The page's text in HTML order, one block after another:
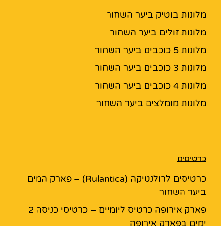
מלונות בוטיק ביער השחור
מלונות זולים ביער השחור
מלונות 5 כוכבים ביער השחור
מלונות 3 כוכבים ביער השחור
מלונות 4 כוכבים ביער השחור
מלונות מומלצים ביער השחור
כרטיסים
כרטיסים לרולנטיקה (Rulantica) – פארק המים
ביער השחור
פארק אירופה כרטיס ליומיים – כרטיסי כניסה 2
ימים בפארק אירופה